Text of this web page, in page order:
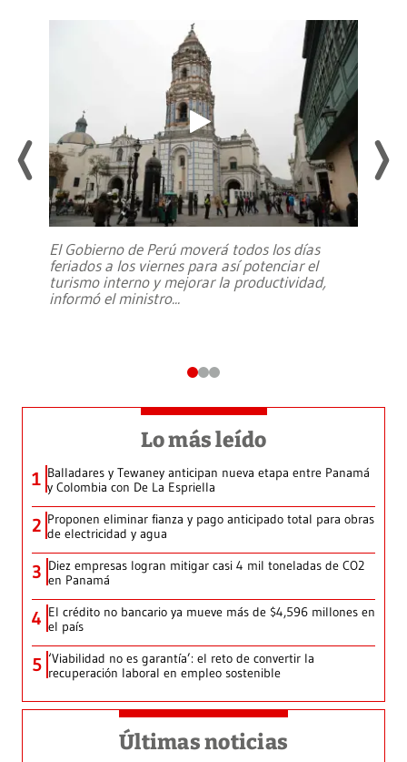
El Gobierno de Perú moverá todos los días
feriados a los viernes para así potenciar el
turismo interno y mejorar la productividad,
informó el ministro...
Lo más leído
1 Balladares y Tewaney anticipan nueva etapa entre Panamá
y Colombia con De La Espriella
2 Proponen eliminar fianza y pago anticipado total para obras
de electricidad y agua
3 Diez empresas logran mitigar casi 4 mil toneladas de CO2
en Panamá
4 El crédito no bancario ya mueve más de $4,596 millones en
el país
5 ‘Viabilidad no es garantía’: el reto de convertir la
recuperación laboral en empleo sostenible
Últimas noticias